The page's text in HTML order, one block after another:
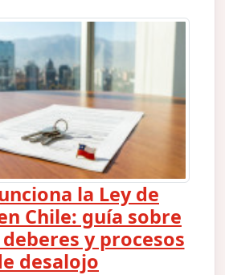
la Ley de
Chile: guía sobre
y procesos
desalojo